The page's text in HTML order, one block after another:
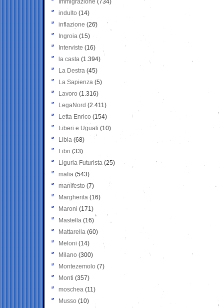
Immigrazione (734)
indulto (14)
inflazione (26)
Ingroia (15)
Interviste (16)
la casta (1.394)
La Destra (45)
La Sapienza (5)
Lavoro (1.316)
LegaNord (2.411)
Letta Enrico (154)
Liberi e Uguali (10)
Libia (68)
Libri (33)
Liguria Futurista (25)
mafia (543)
manifesto (7)
Margherita (16)
Maroni (171)
Mastella (16)
Mattarella (60)
Meloni (14)
Milano (300)
Montezemolo (7)
Monti (357)
moschea (11)
Musso (10)